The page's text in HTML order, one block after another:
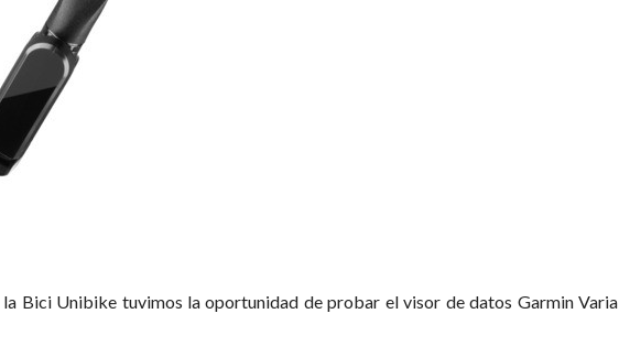
la Bici Unibike tuvimos la oportunidad de probar el visor de datos Garmin Varia